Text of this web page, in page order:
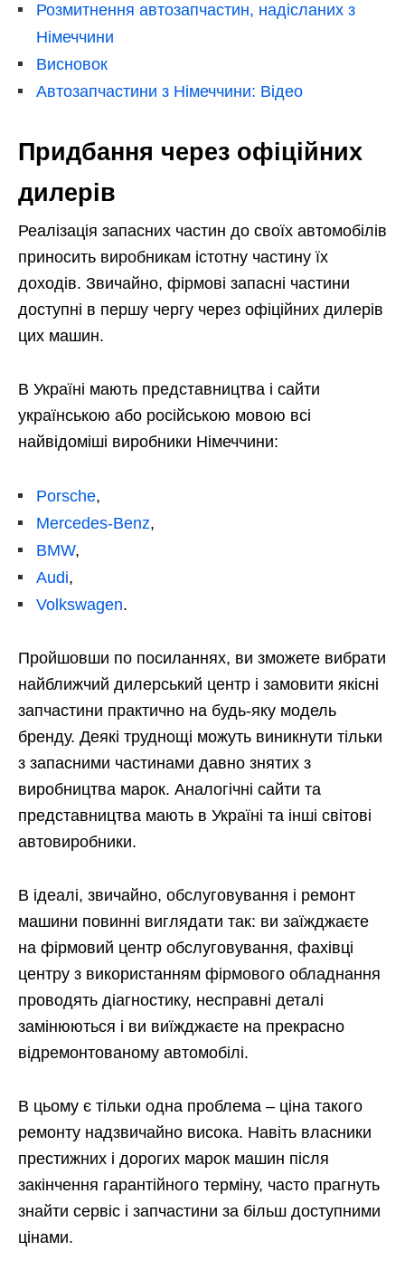
Розмитнення автозапчастин, надісланих з
Німеччини
Висновок
Автозапчастини з Німеччини: Відео
Придбання через офіційних
дилерів
Реалізація запасних частин до своїх автомобілів
приносить виробникам істотну частину їх
доходів. Звичайно, фірмові запасні частини
доступні в першу чергу через офіційних дилерів
цих машин.
В Україні мають представництва і сайти
українською або російською мовою всі
найвідоміші виробники Німеччини:
Porsche,
Mercedes-Benz,
BMW,
Audi,
Volkswagen.
Пройшовши по посиланнях, ви зможете вибрати
найближчий дилерський центр і замовити якісні
запчастини практично на будь-яку модель
бренду. Деякі труднощі можуть виникнути тільки
з запасними частинами давно знятих з
виробництва марок. Аналогічні сайти та
представництва мають в Україні та інші світові
автовиробники.
В ідеалі, звичайно, обслуговування і ремонт
машини повинні виглядати так: ви заїжджаєте
на фірмовий центр обслуговування, фахівці
центру з використанням фірмового обладнання
проводять діагностику, несправні деталі
замінюються і ви виїжджаєте на прекрасно
відремонтованому автомобілі.
В цьому є тільки одна проблема – ціна такого
ремонту надзвичайно висока. Навіть власники
престижних і дорогих марок машин після
закінчення гарантійного терміну, часто прагнуть
знайти сервіс і запчастини за більш доступними
цінами.